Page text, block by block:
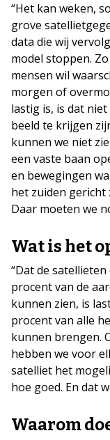
“Het kan weken,
grove
data die wij
model stoppen.
mensen wil
morgen of
lastig is, is dat
beeld te krijgen
kunnen we niet
een vaste baan
en bewegingen
het zuiden gericht
Daar moeten we
Wat is het
“Dat de
procent van de
kunnen zien, is
procent van alle
kunnen brengen.
hebben we voor
satelliet het
hoe goed. En dat
Waarom